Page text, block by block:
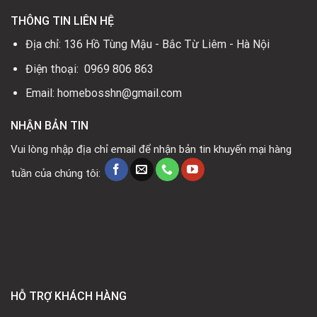
THÔNG TIN LIÊN HỆ
Địa chỉ: 136 Hồ Tùng Mậu - Bắc Từ Liêm - Hà Nội
Điện thoại: 0969 806 863
Email: homebosshn@gmail.com
NHẬN BẢN TIN
Vui lòng nhập địa chỉ email để nhận bản tin khuyến mại hàng
tuần của chúng tôi:
HỖ TRỢ KHÁCH HÀNG